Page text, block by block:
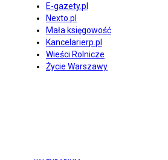
E-gazety.pl
Nexto.pl
Mała księgowość
Kancelarierp.pl
Wieści Rolnicze
Życie Warszawy